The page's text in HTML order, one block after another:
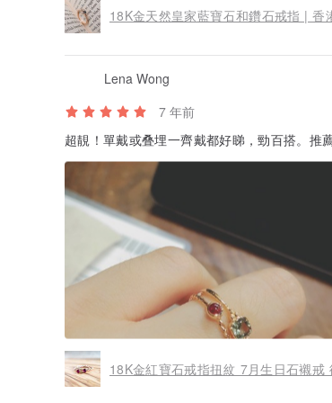
18k純金戒指 (白金)
18K金天然皇家藍寶石和鑽石戒指 |
Lena Wong
7 年前
超靚！單戴或叠埋一齊戴都好睇，勁百搭。
18K金紅寶石戒指扭紋 7月生日石襯戒